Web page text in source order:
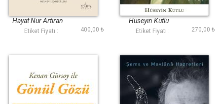
Sübhan
Hayat Nur Artıran
Etiket Fiyatı : 400,00 ₺
Efe Hazretleri
Hüseyin Kutlu
Etiket Fiyatı : 270,00 ₺